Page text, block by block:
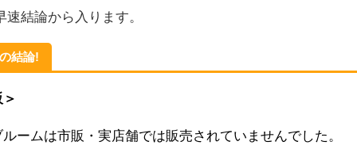
速結論から入ります。
結論!
ルームは市販・実店舗では販売されていませんでした。